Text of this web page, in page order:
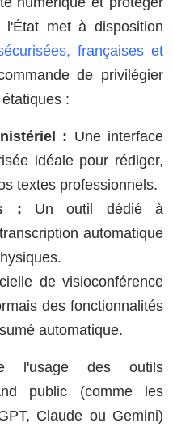
l'État met à disposition
françaises et
de privilégier
:
: Une interface
idéale pour rédiger,
textes professionnels.
: Un outil dédié à
automatique
de visioconférence
des fonctionnalités
automatique.
l'usage des outils
public (comme les
Claude ou Gemini)